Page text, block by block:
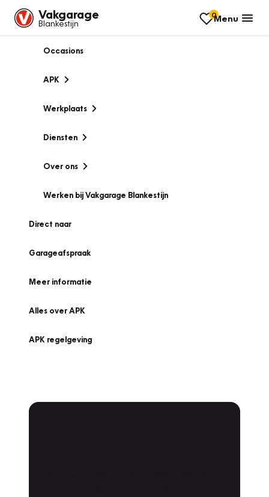
Vakgarage
Blankestijn
0Menu
Occasions
APK
Werkplaats
Diensten
Over ons
Werken bij Vakgarage Blankestijn
Direct naar
Garageafspraak
Meer informatie
Alles over APK
APK regelgeving